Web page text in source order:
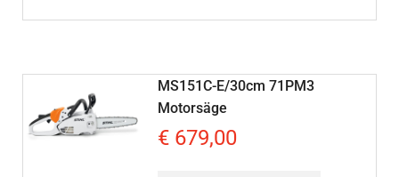
MS151C-E/30cm 71PM3
Motorsäge
€679,00